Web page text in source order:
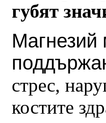
губят
Магнезий
стрес,
костите